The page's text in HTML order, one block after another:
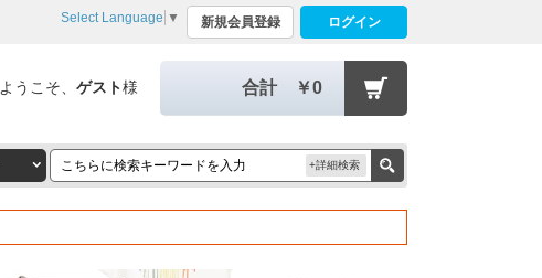
ログイン
新規会員登録
Select Language ▼
ようこそ、 ゲスト様 合計 ￥0
+詳細検索